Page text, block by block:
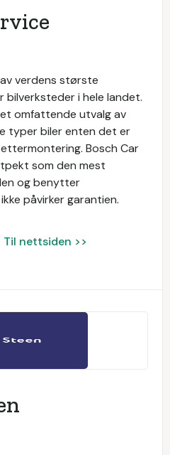
verdens største
bilverksteder i hele landet.
omfattende utvalg av
typer biler enten det er
Bosch Car
som den mest
og benytter
påvirker garantien.
Til nettsiden >>